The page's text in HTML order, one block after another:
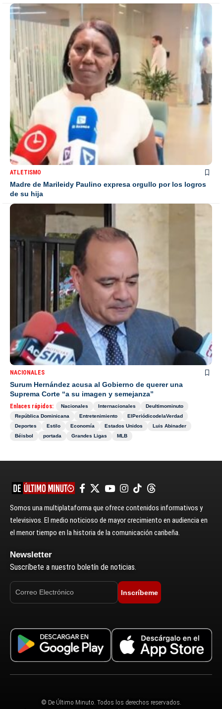
ATLETISMO
Madre de Marileidy Paulino expresa orgullo por los logros
de su hija
NACIONALES
Surum Hernández acusa al Gobierno de querer una
Suprema Corte “a su imagen y semejanza”
Enlaces rápidos: Nacionales Internacionales
Deultimominuto
República Dominicana
Entretenimiento
ElPeriódicodelaVerdad
Deportes
Estilo Economía Estados Unidos
Luis Abinader
Béisbol
portada Grandes Ligas MLB
Somos una multiplataforma que ofrece contenidos informativos y
televisivos. El medio noticioso de mayor crecimiento en audiencia en
el menor tiempo en la historia de la comunicación caribeña.
Newsletter
Suscríbete a nuestro boletín de noticias.
Inscríbeme
© De Último Minuto. Todos los derechos reservados.